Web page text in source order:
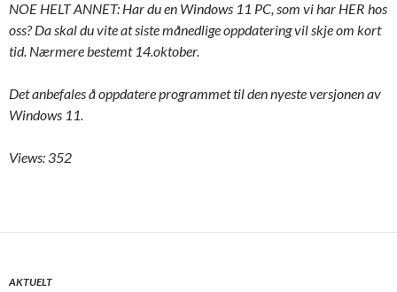
NOE HELT ANNET: Har du en Windows 11 PC, som vi har HER hos
oss? Da skal du vite at siste månedlige oppdatering vil skje om kort
tid. Nærmere bestemt 14.oktober.
Det anbefales å oppdatere programmet til den nyeste versjonen av
Windows 11.
Views: 352
AKTUELT